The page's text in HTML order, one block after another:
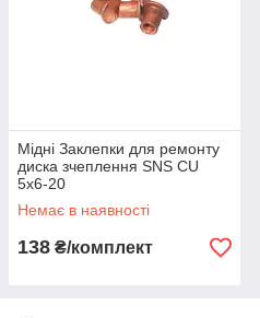
Мідні Заклепки для ремонту
диска зчеплення SNS CU
5x6-20
Немає в наявності
138 ₴/комплект